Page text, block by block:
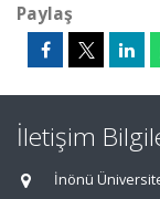
Paylaş
İletişim
İnönü